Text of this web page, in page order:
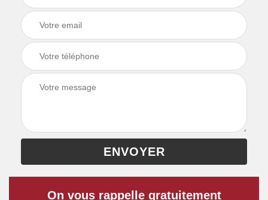
On vous rappelle gratuitement